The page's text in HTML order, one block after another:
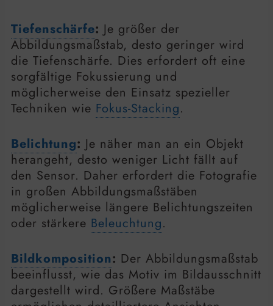
Tiefenschärfe: Je größer der
Abbildungsmaßstab, desto geringer wird
die Tiefenschärfe. Dies erfordert oft eine
sorgfältige Fokussierung und
möglicherweise den Einsatz spezieller
Techniken wie Fokus-Stacking.
Belichtung: Je näher man an ein Objekt
herangeht, desto weniger Licht fällt auf
den Sensor. Daher erfordert die Fotografie
in großen Abbildungsmaßstäben
möglicherweise längere Belichtungszeiten
oder stärkere Beleuchtung.
Bildkomposition: Der Abbildungsmaßstab
beeinflusst, wie das Motiv im Bildausschnitt
dargestellt wird. Größere Maßstäbe